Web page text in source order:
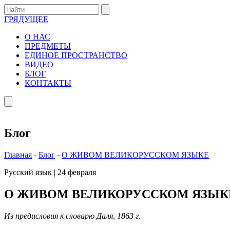
ГРЯДУЩЕЕ
О НАС
ПРЕДМЕТЫ
ЕДИНОЕ ПРОСТРАНСТВО
ВИДЕО
БЛОГ
КОНТАКТЫ
Блог
Главная - Блог - О ЖИВОМ ВЕЛИКОРУССКОМ ЯЗЫКЕ
Русский язык | 24 февраля
О ЖИВОМ ВЕЛИКОРУССКОМ
Из предисловия к словарю Даля, 1863 г.